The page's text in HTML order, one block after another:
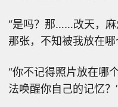
“是吗？那……改天，
那张，不知被我放在哪
“你不记得照片放在哪
法唤醒你自己的记忆？